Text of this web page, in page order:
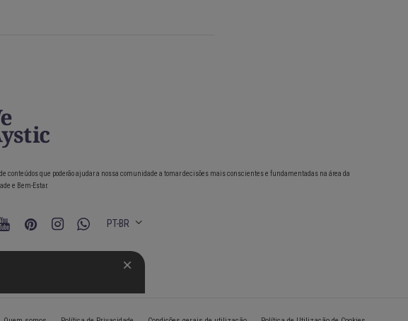
conteúdos que poderão ajudar a nossa comunidade a tomar decisões mais conscientes e fundamentadas na área da
e Bem-Estar.
PT-BR